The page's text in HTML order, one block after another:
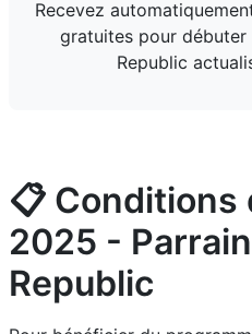
Recevez
gratuites pour débuter
Republic
📋 Conditions
2025 -
Republic